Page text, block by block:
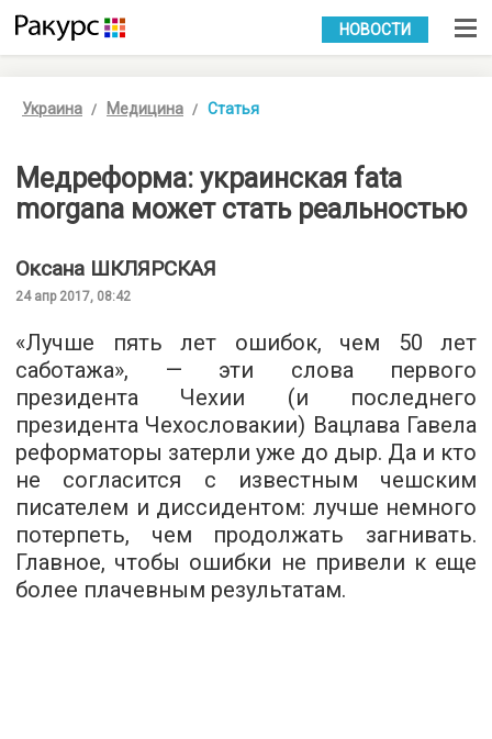
УКР РУС
НОВОСТИ
Украина Медицина Статья
Медреформа: украинская fata
morgana может стать реальностью
Оксана ШКЛЯРСКАЯ
24 апр 2017, 08:42
«Лучше пять лет ошибок, чем 50 лет
саботажа», — эти слова первого
президента Чехии (и последнего
президента Чехословакии) Вацлава Гавела
реформаторы затерли уже до дыр. Да и кто
не согласится с известным чешским
писателем и диссидентом: лучше немного
потерпеть, чем продолжать загнивать.
Главное, чтобы ошибки не привели к еще
более плачевным результатам.